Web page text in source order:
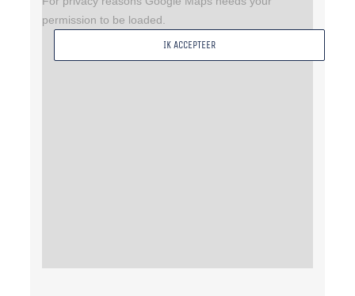
permission to be loaded.
IK ACCEPTEER